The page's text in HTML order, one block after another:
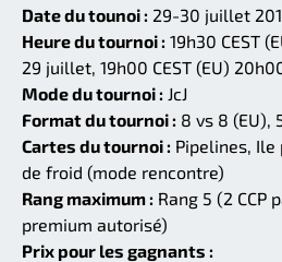
Date du tounoi : 29-30 juillet
Heure du tournoi : 19h30 CEST
29 juillet, 19h00 CEST (EU)
Mode du tournoi : JcJ
Format du tournoi : 8 vs 8 (EU),
Cartes du tournoi : Pipelines, Ile
de froid (mode rencontre)
Rang maximum : Rang 5 (2 CCP
premium autorisé)
Prix pour les gagnants :